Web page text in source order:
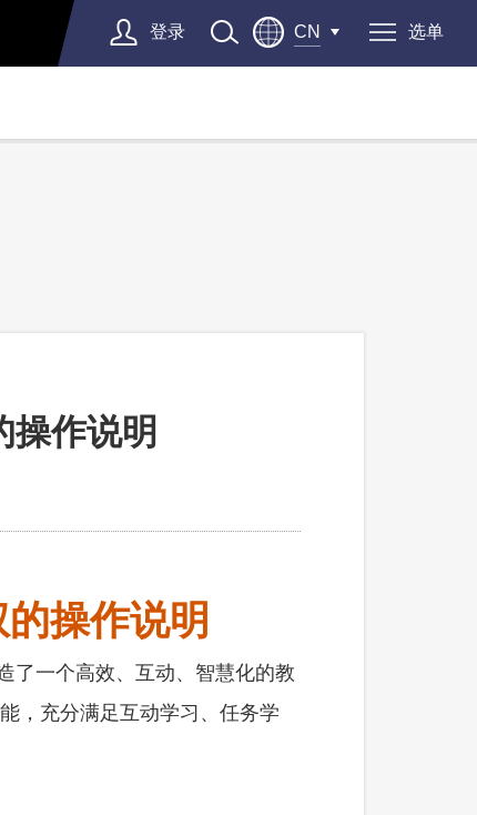
登录 CN 选单
作说明
操作说明
了一个高效、互动、智慧化的教
，充分满足互动学习、任务学